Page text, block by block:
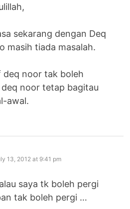
sekarang dengan Deq
masih tiada masalah.
deq noor tak boleh
noor tetap bagitau
awal.
13, 2012 at 9:41 pm
saya tk boleh pergi
tak boleh pergi …